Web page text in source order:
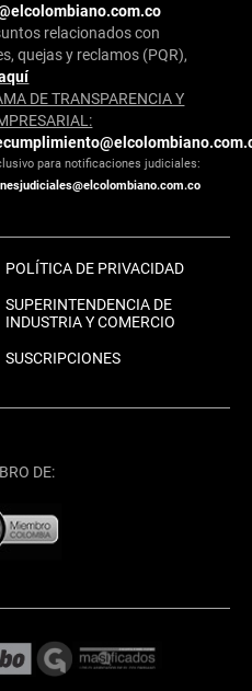
relacionados con
quejas y reclamos (PQR),
DE TRANSPARENCIA Y
para notificaciones judiciales:
POLÍTICA DE PRIVACIDAD
SUPERINTENDENCIA DE
INDUSTRIA Y COMERCIO
SUSCRIPCIONES
DE: